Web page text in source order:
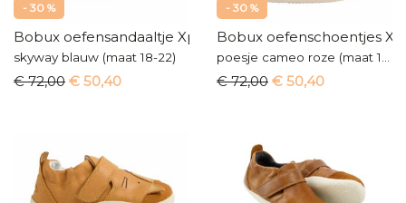
- 30 %
Bobux oefensandaaltje Xplorer
skyway blauw (maat 18-22)
€ 72,00 € 50,40
- 30 %
Bobux oefenschoentjes
€ 72,00 € 50,40